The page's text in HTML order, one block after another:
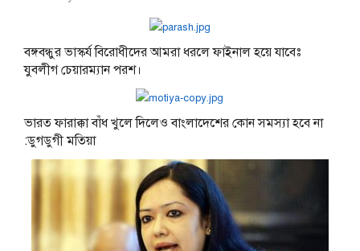
বঙ্গবন্ধুর ভাস্কর্য বিরোধীদের আমরা ধরলে ফাইনাল হয়ে যাবেঃ
যুবলীগ চেয়ারম্যান পরশ।
ভারত ফারাক্কা বাঁধ খুলে দিলেও বাংলাদেশের কোন সমস্যা হবে না
:ডুগডুগী মতিয়া